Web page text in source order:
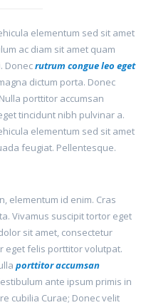
elementum sed sit amet
ac diam sit amet quam
Donecrutrum congue leo eget
dictum porta. Donec
porttitor accumsan
tincidunt nibh pulvinar a.
elementum sed sit amet
feugiat. Pellentesque.
elementum id enim. Cras
Vivamus suscipit tortor eget
sit amet, consectetur
eget felis porttitor volutpat.
porttitor accumsan
ante ipsum primis in
cubilia Curae; Donec velit